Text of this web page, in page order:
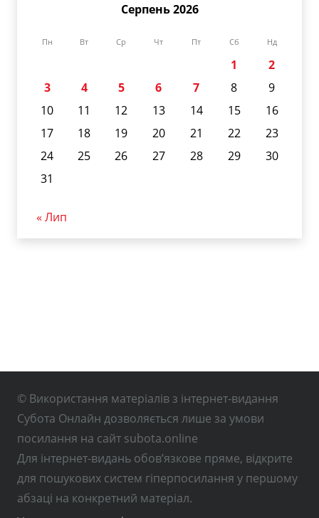
Серпень 2026
Пн Вт Ср Чт Пт Сб Нд
1
2
3
4 5 6 7 8
9
10
11 12 13 14 15
16
17
18 19 20 21 22
23
24
25 26 27 28 29
30
31
« Лип
© Використання матеріалів з інтернет-видання
Субота Онлайн дозволяється лише за умови
посилання на сайт subota.online
Для інтернет-видань обов’язкове пряме, відкрите
для пошукових систем гіперпосилання у першому
абзаці на конкретний матеріал.